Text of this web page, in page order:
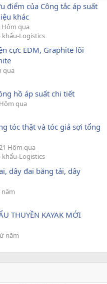
điểm của Công tắc áp suất
khác
Hôm qua
Logistics
cực EDM, Graphite lõi
qua
hồ áp suất chi tiết
qua
tóc thật và tóc giả sợi tổng
Hôm qua
Logistics
dây đai băng tải, dây
năm
THUYỀN KAYAK MỚI
năm